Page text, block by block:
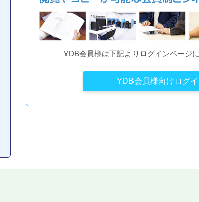
YDB会員様は下記よりログインページ
YDB会員様向けログ